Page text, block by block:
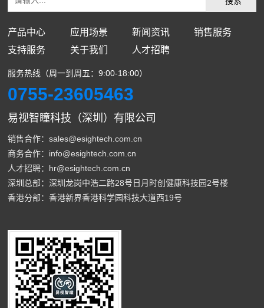
产品中心 应用场景 新闻资讯
销售服务
支持服务
关于我们 人才招聘
服务热线（周一到周五：9:00-18:00）
0755-23605463
易视智瞳科技（深圳）有限公司
销售合作：sales@esightech.com.cn
商务合作：info@esightech.com.cn
人才招聘：hr@esightech.com.cn
深圳总部：深圳龙岗中浩二路28号日月时创健康科技园2号楼
香港分部：香港新界香港科学园科技大道西19号